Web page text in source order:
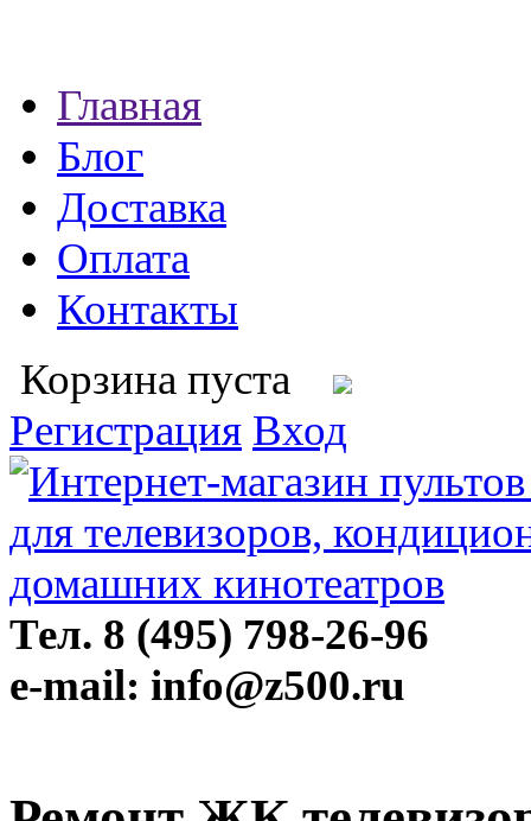
Главная
Блог
Доставка
Оплата
Контакты
Корзина пуста
Регистрация Вход
Тел. 8 (495) 798-26-96
e-mail: info@z500.ru